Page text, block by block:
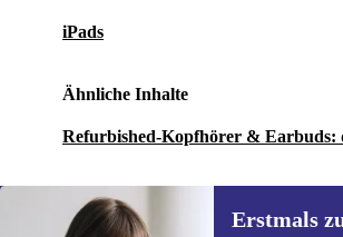
iPads
Ähnliche Inhalte
Refurbished-Kopfhörer & Earbuds:
Erstmals